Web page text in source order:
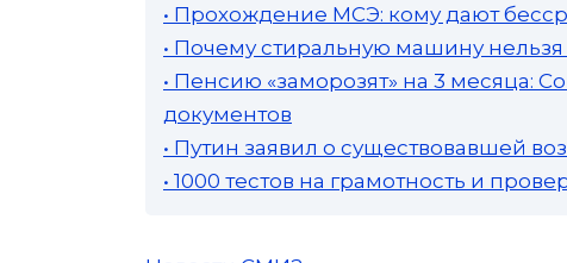
• Прохождение МСЭ: кому дают
• Почему стиральную машину нельзя
• Пенсию «заморозят» на 3 месяца:
документов
• Путин заявил о существовавшей
• 1000 тестов на грамотность и